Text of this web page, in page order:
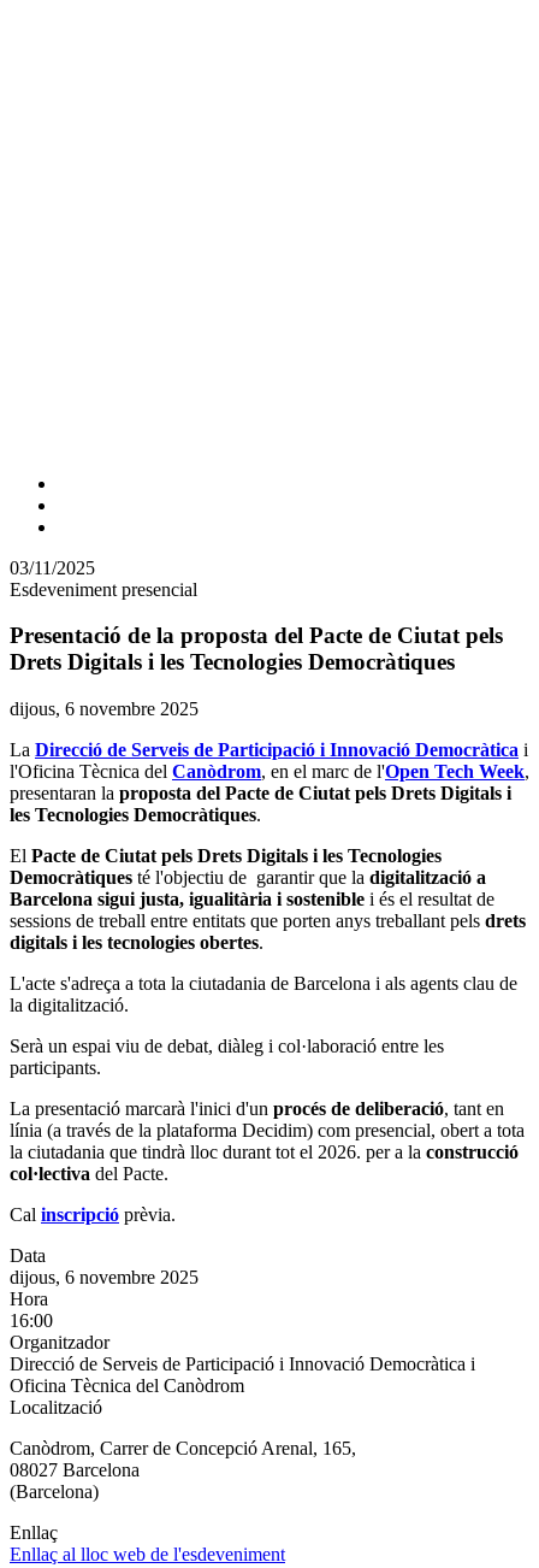
Comparteix
altres
xarxes
03/11/2025
Esdeveniment presencial
Presentació de la proposta del Pacte de Ciutat pels
Drets Digitals i les Tecnologies Democràtiques
Data
l'esdeveniment:
dijous, 6 novembre 2025
La Direcció de Serveis de Participació i Innovació Democràtica i
l'Oficina Tècnica del Canòdrom, en el marc de l'Open Tech Week,
presentaran la proposta del Pacte de Ciutat pels Drets Digitals i
les Tecnologies Democràtiques.
El Pacte de Ciutat pels Drets Digitals i les Tecnologies
Democràtiques té l'objectiu de garantir que la digitalització a
Barcelona sigui justa, igualitària i sostenible i és el resultat de
sessions de treball entre entitats que porten anys treballant pels drets
digitals i les tecnologies obertes.
L'acte s'adreça a tota la ciutadania de Barcelona i als agents clau de
la digitalització.
Serà un espai viu de debat, diàleg i col·laboració entre les
participants.
La presentació marcarà l'inici d'un procés de deliberació, tant en
línia (a través de la plataforma Decidim) com presencial, obert a tota
la ciutadania que tindrà lloc durant tot el 2026. per a la construcció
col·lectiva del Pacte.
Cal inscripció prèvia.
Data
dijous, 6 novembre 2025
Hora
16:00
Organitzador
Direcció de Serveis de Participació i Innovació Democràtica i
Oficina Tècnica del Canòdrom
Localització
Canòdrom, Carrer de Concepció Arenal, 165,
08027 Barcelona
(Barcelona)
Enllaç
Enllaç al lloc web de l'esdeveniment